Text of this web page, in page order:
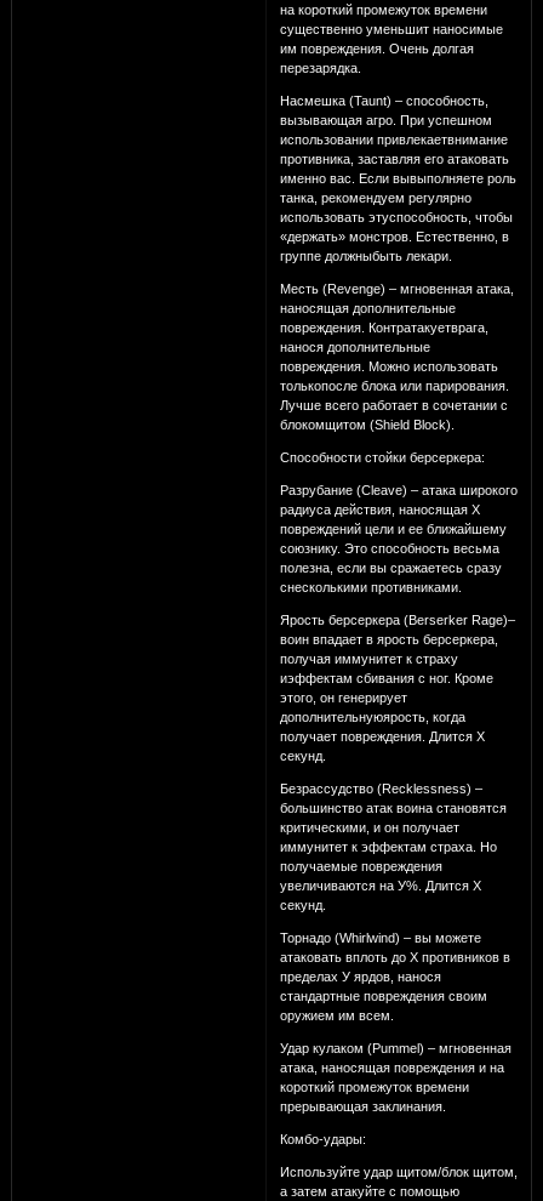
на короткий промежуток времени
существенно уменьшит наносимые
им повреждения. Очень долгая
перезарядка.
Насмешка (Taunt) – способность,
вызывающая агро. При успешном
использовании привлекаетвнимание
противника, заставляя его атаковать
именно вас. Если вывыполняете роль
танка, рекомендуем регулярно
использовать этуспособность, чтобы
«держать» монстров. Естественно, в
группе должныбыть лекари.
Месть (Revenge) – мгновенная атака,
наносящая дополнительные
повреждения. Контратакуетврага,
нанося дополнительные
повреждения. Можно использовать
толькопосле блока или парирования.
Лучше всего работает в сочетании с
блокомщитом (Shield Block).
Способности стойки берсеркера:
Разрубание (Cleave) – атака широкого
радиуса действия, наносящая Х
повреждений цели и ее ближайшему
союзнику. Это способность весьма
полезна, если вы сражаетесь сразу
снесколькими противниками.
Ярость берсеркера (Berserker Rage)–
воин впадает в ярость берсеркера,
получая иммунитет к страху
иэффектам сбивания с ног. Кроме
этого, он генерирует
дополнительнуюярость, когда
получает повреждения. Длится Х
секунд.
Безрассудство (Recklessness) –
большинство атак воина становятся
критическими, и он получает
иммунитет к эффектам страха. Но
получаемые повреждения
увеличиваются на У%. Длится Х
секунд.
Торнадо (Whirlwind) – вы можете
атаковать вплоть до Х противников в
пределах У ярдов, нанося
стандартные повреждения своим
оружием им всем.
Удар кулаком (Pummel) – мгновенная
атака, наносящая повреждения и на
короткий промежуток времени
прерывающая заклинания.
Комбо-удары:
Используйте удар щитом/блок щитом,
а затем атакуйте с помощью